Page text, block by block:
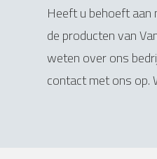
Heeft u behoeft
de producten van
weten over ons
contact met ons op.